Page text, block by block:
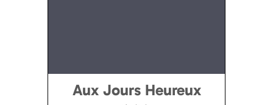
Aux Jours Heureux